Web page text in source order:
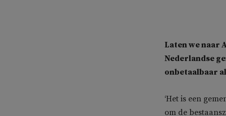
Laten we naar
Nederlandse
onbetaalbaar
‘Het is een
om de